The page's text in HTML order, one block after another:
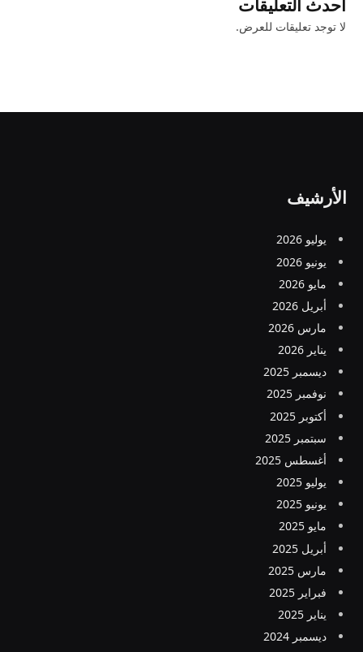
أحدث التعليقات
لا توجد تعليقات للعرض.
الأرشيف
يوليو 2026
يونيو 2026
مايو 2026
أبريل 2026
مارس 2026
يناير 2026
ديسمبر 2025
نوفمبر 2025
أكتوبر 2025
سبتمبر 2025
أغسطس 2025
يوليو 2025
يونيو 2025
مايو 2025
أبريل 2025
مارس 2025
فبراير 2025
يناير 2025
ديسمبر 2024